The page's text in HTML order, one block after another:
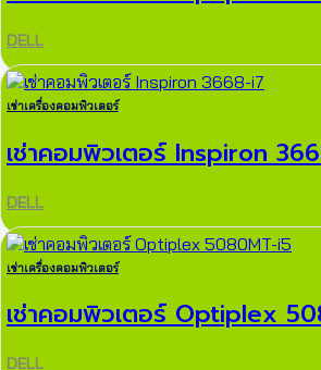
DELL
เช่าเครื่องคอมพิวเตอร์
เช่าคอมพิวเตอร์ Inspiron
DELL
เช่าเครื่องคอมพิวเตอร์
เช่าคอมพิวเตอร์ Optiplex
DELL